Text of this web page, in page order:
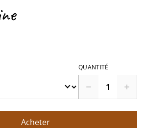
QUANTITÉ
Acheter